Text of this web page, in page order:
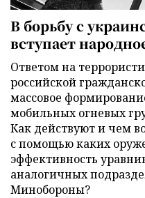
В борьбу с
вступает
Ответом на
российской
массовое
мобильных огневых
Как действуют и чем
с помощью каких
эффективность
аналогичных
Минобороны?